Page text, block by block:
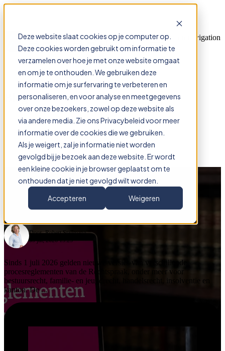
Deze website slaat cookies op je computer op.
Deze cookies worden gebruikt om informatie te
verzamelen over hoe je met onze website omgaat
en om je te onthouden. We gebruiken deze
informatie om je surfervaring te verbeteren en
personaliseren, en voor analyse en meetgegevens
over onze bezoekers, zowel op deze website als
via andere media. Zie ons Privacybeleid voor meer
informatie over de cookies die we gebruiken.
Als je weigert, zal je informatie niet worden
gevolgd bij je bezoek aan deze website. Er wordt
een kleine cookie in je browser geplaatst om te
onthouden dat je niet gevolgd wilt worden.
Accepteren
Weigeren
Open main navigation
Blog
Lees onze laatste blogs & nieuws.
Procesreglement
Per 1 juli zijn de procesreglementen
gewijzigd: dit moet je weten!
Door -Robert Stallmann
09 jul, 2026 15:25
Sinds 1 juli 2026 gelden nieuwe versies van verschillende
procesreglementen van de Rechtspraak, onder meer voor
bestuursrecht, familie- en jeugdrecht, handelsrecht, insolventie en
kanton. De ...